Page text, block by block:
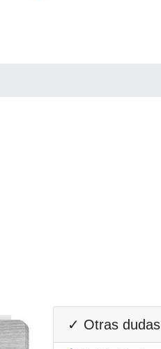
✓ Otras dudas